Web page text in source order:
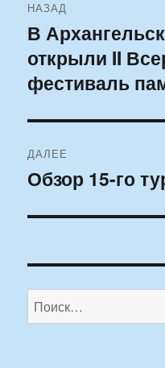
по
записям
НАЗАД
Предыдущая
запись:
В
открыли II
фестиваль
ДАЛЕЕ
Следующая
Обзор 15-го
Искать: